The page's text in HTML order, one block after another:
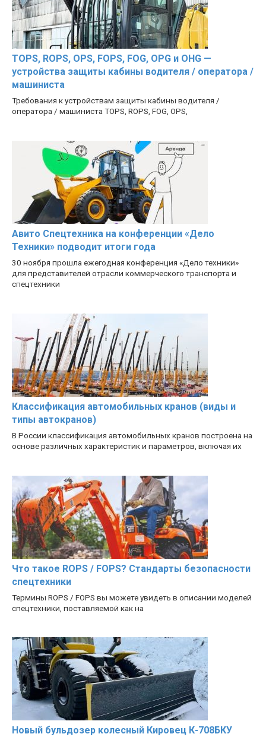
TOPS, ROPS, OPS, FOPS, FOG, OPG и OHG —
устройства защиты кабины водителя / оператора /
машиниста
Требования к устройствам защиты кабины водителя /
оператора / машиниста TOPS, ROPS, FOG, OPS,
Авито Спецтехника на конференции «Дело
Техники» подводит итоги года
30 ноября прошла ежегодная конференция «Дело техники»
для представителей отрасли коммерческого транспорта и
спецтехники
Классификация автомобильных кранов (виды и
типы автокранов)
В России классификация автомобильных кранов построена на
основе различных характеристик и параметров, включая их
Что такое ROPS / FOPS? Стандарты безопасности
спецтехники
Термины ROPS / FOPS вы можете увидеть в описании моделей
спецтехники, поставляемой как на
Новый бульдозер колесный Кировец К-708БКУ